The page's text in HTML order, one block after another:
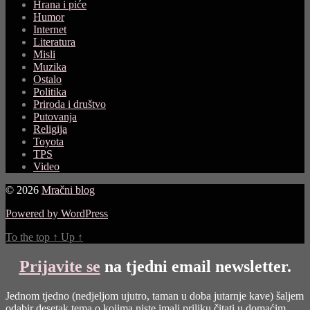
Hrana i piće
Humor
Internet
Literatura
Misli
Muzika
Ostalo
Politika
Priroda i društvo
Putovanja
Religija
Toyota
TPS
Video
© 2026 Mračni blog
Powered by WordPress
To the top ↑ Up ↑
Prijavite se na tjedni email newsletter.
Jednom tjedno (nedjeljom ujutro, taman u doba jutarnje kave) šaljem